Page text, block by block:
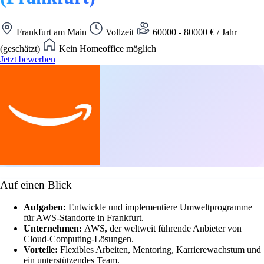
Frankfurt am Main Vollzeit
60000 - 80000 € / Jahr
(geschätzt)
Kein Homeoffice möglich
Jetzt bewerben
Auf einen Blick
Aufgaben: Entwickle und implementiere Umweltprogramme
für AWS-Standorte in Frankfurt.
Unternehmen: AWS, der weltweit führende Anbieter von
Cloud-Computing-Lösungen.
Vorteile: Flexibles Arbeiten, Mentoring, Karrierewachstum und
ein unterstützendes Team.